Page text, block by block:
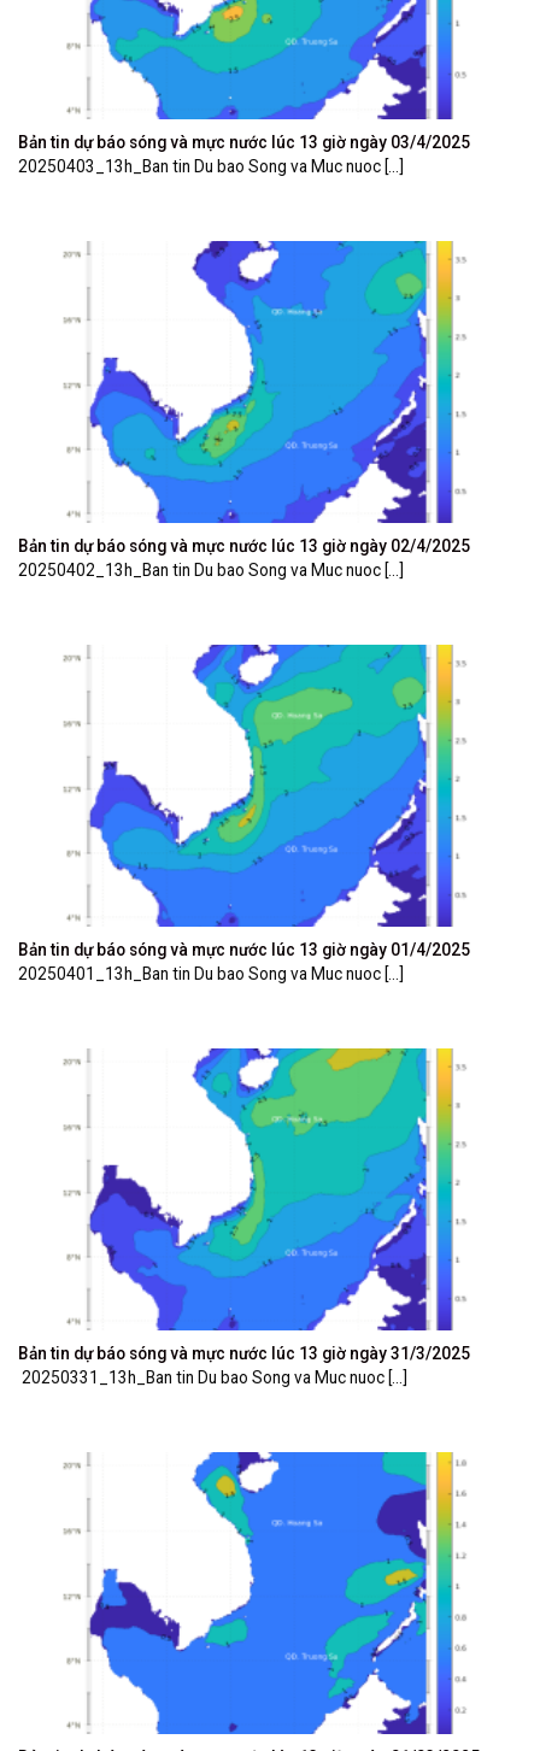
Bản tin dự báo sóng và mực nước lúc 13 giờ ngày 03/4/2025
20250403_13h_Ban tin Du bao Song va Muc nuoc [...]
Bản tin dự báo sóng và mực nước lúc 13 giờ ngày 02/4/2025
20250402_13h_Ban tin Du bao Song va Muc nuoc [...]
Bản tin dự báo sóng và mực nước lúc 13 giờ ngày 01/4/2025
20250401_13h_Ban tin Du bao Song va Muc nuoc [...]
Bản tin dự báo sóng và mực nước lúc 13 giờ ngày 31/3/2025
20250331_13h_Ban tin Du bao Song va Muc nuoc [...]